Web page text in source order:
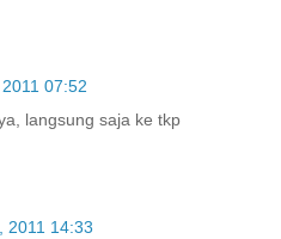
07:52
langsung saja ke tkp
2011 14:33